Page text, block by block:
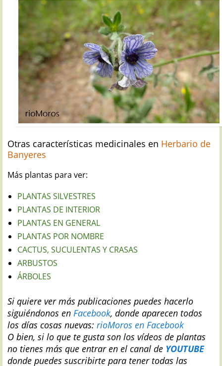
Otras características medicinales en Herbario de
Banyeres
Más plantas para ver:
PLANTAS SILVESTRES
PLANTAS DE INTERIOR
PLANTAS EN GENERAL
PLANTAS POR NOMBRE
CACTUS, SUCULENTAS Y CRASAS
ARBUSTOS
ÁRBOLES
Si quiere ver más publicaciones puedes hacerlo
siguiéndonos en Facebook, donde aparecen todos
los días cosas nuevas: rioMoros en Facebook
O bien, si lo que te gusta son los vídeos de plantas
no tienes más que entrar en el canal de YOUTUBE
donde puedes suscribirte para tener todas las